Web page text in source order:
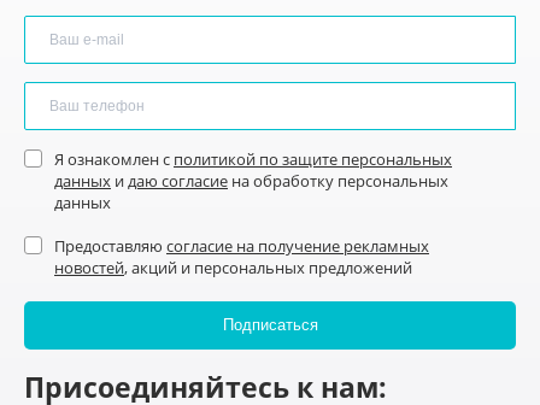
Я ознакомлен с политикой по защите персональных
данных идаю согласие на обработку персональных
данных
Предоставляю согласие на получение рекламных
новостей, акций и персональных предложений
Присоединяйтесь к нам: